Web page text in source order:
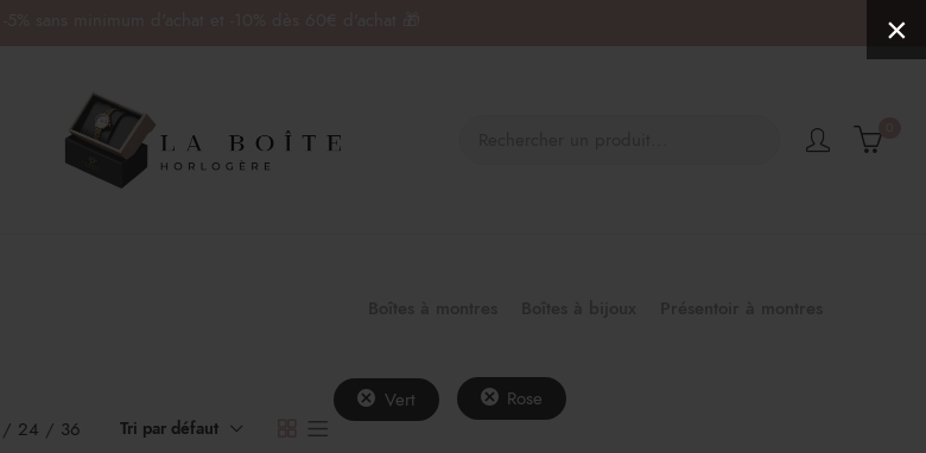
×
24 36 Tri par défaut
Vert Rose